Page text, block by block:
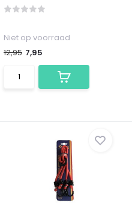
Niet op voorraad
12,95 7,95